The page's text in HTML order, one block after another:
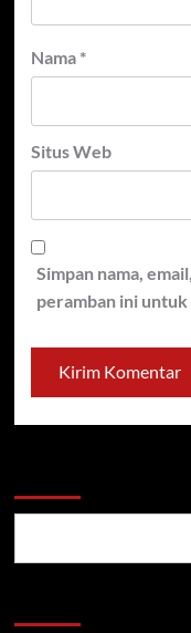
Nama *
Situs Web
Simpan nama,
peramban ini